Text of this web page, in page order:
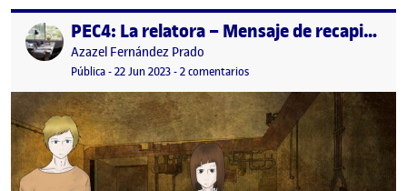
Publicado por PEC4: La relatora – Mensaje de recapitulación
Publicado por
Azazel Fernández Prado
Visibilidad:
Pública-Fecha de publicación
22 Jun 20232 marzo, 2024 6:00 pm
-2 comentariosen PEC4: La relatora – Mensaje